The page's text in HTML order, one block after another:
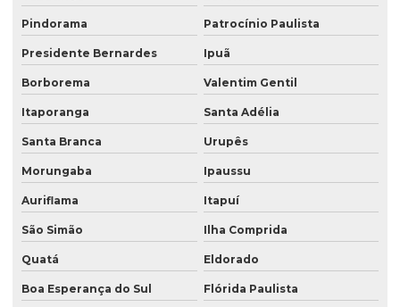
Pindorama Patrocínio Paulista
Presidente Bernardes Ipuã
Borborema Valentim Gentil
Itaporanga Santa Adélia
Santa Branca Urupês
Morungaba Ipaussu
Auriflama Itapuí
São Simão Ilha Comprida
Quatá Eldorado
Boa Esperança do Sul Flórida Paulista